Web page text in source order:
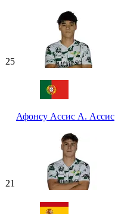
25
Афонсу Ассис А. Ассис
21